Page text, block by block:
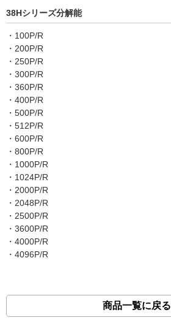
38Hシリーズ分解能
・100P/R
・200P/R
・250P/R
・300P/R
・360P/R
・400P/R
・500P/R
・512P/R
・600P/R
・800P/R
・1000P/R
・1024P/R
・2000P/R
・2048P/R
・2500P/R
・3600P/R
・4000P/R
・4096P/R
商品一覧に戻る